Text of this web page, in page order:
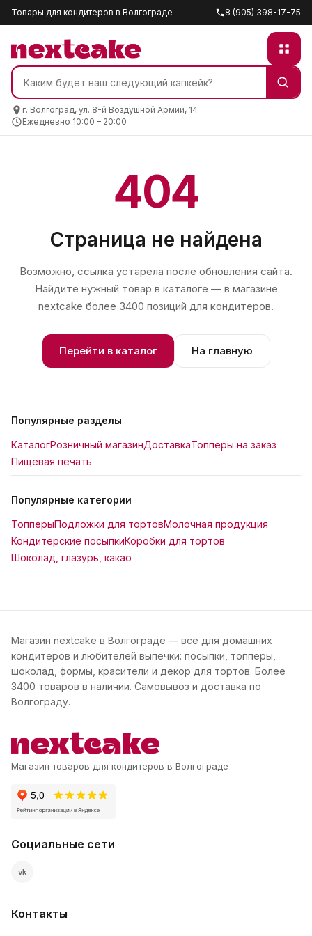
Товары для кондитеров в Волгограде 8 (905) 398-17-75
г. Волгоград, ул. 8-й Воздушной Армии, 14
Ежедневно 10:00 – 20:00
404
Страница не найдена
Возможно, ссылка устарела после обновления сайта.
Найдите нужный товар в каталоге — в магазине
nextcake более 3400 позиций для кондитеров.
Перейти в каталог На главную
Популярные разделы
КаталогРозничный магазинДоставкаТопперы на заказ
Пищевая печать
Популярные категории
ТопперыПодложки для тортовМолочная продукция
Кондитерские посыпкиКоробки для тортов
Шоколад, глазурь, какао
Магазин nextcake в Волгограде — всё для домашних
кондитеров и любителей выпечки: посыпки, топперы,
шоколад, формы, красители и декор для тортов. Более
3400 товаров в наличии. Самовывоз и доставка по
Волгограду.
Магазин товаров для кондитеров в Волгограде
Социальные сети
vk
Контакты